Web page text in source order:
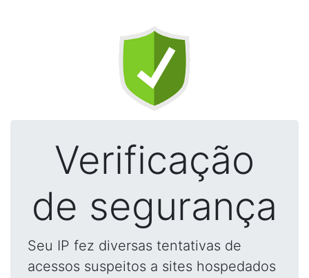
Verificação
de segurança
Seu IP fez diversas tentativas de
acessos suspeitos a sites hospedados